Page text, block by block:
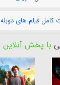
کامل فیلم های دوبله
با پخش آنلاین